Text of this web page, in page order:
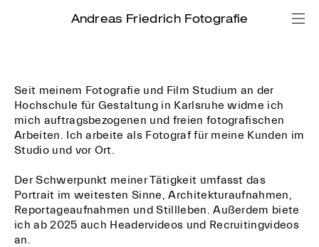
Andreas Friedrich Fotografie
Seit meinem Fotografie und Film Studium an der
Hochschule für Gestaltung in Karlsruhe widme ich
mich auftragsbezogenen und freien fotografischen
Arbeiten. Ich arbeite als Fotograf für meine Kunden im
Studio und vor Ort.
Der Schwerpunkt meiner Tätigkeit umfasst das
Portrait im weitesten Sinne, Architekturaufnahmen,
Reportageaufnahmen und Stillleben. Außerdem biete
ich ab 2025 auch Headervideos und Recruitingvideos
an.